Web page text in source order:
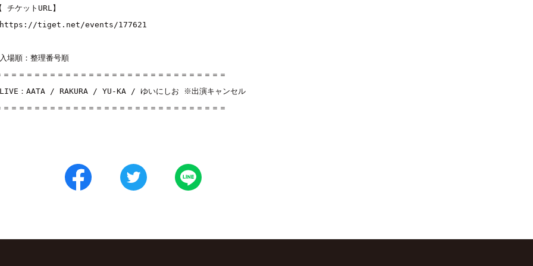
チケットURL】
https://tiget.net/events/177621
場順：整理番号順
＝＝＝＝＝＝＝＝＝＝＝＝＝＝＝＝＝＝＝＝＝＝＝＝＝＝＝＝＝
：AATA / RAKURA / YU-KA / ゆいにしお ※出演キャンセル
＝＝＝＝＝＝＝＝＝＝＝＝＝＝＝＝＝＝＝＝＝＝＝＝＝＝＝＝＝